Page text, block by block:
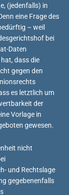
(jedenfalls) in
eine Frage des
– weil
bei
Daten
dass die
gegen den
es letztlich um
der
Vorlage in
gewesen.
nicht
und Rechtslage
gegebenenfalls